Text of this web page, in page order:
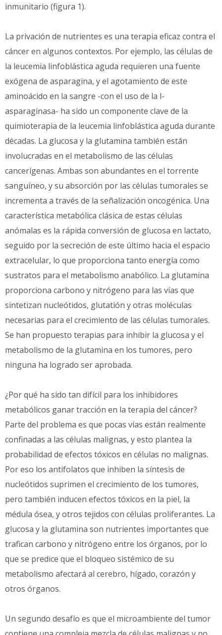
inmunitario (figura 1).
La privación de nutrientes es una terapia eficaz contra el
cáncer en algunos contextos. Por ejemplo, las células de
la leucemia linfoblástica aguda requieren una fuente
exógena de asparagina, y el agotamiento de este
aminoácido en la sangre -con el uso de la l-
asparaginasa- ha sido un componente clave de la
quimioterapia de la leucemia linfoblástica aguda durante
décadas. La glucosa y la glutamina también están
involucradas en el metabolismo de las células
cancerígenas. Ambas son abundantes en el torrente
sanguíneo, y su absorción por las células tumorales se
incrementa a través de la señalización oncogénica. Una
característica metabólica clásica de estas células
anómalas es la rápida conversión de glucosa en lactato,
seguido por la secreción de este último hacia el espacio
extracelular, lo que proporciona tanto energía como
sustratos para el metabolismo anabólico. La glutamina
proporciona carbono y nitrógeno para las vías que
sintetizan nucleótidos, glutatión y otras moléculas
necesarias para el crecimiento de las células tumorales.
Se han propuesto terapias para inhibir la glucosa y el
metabolismo de la glutamina en los tumores, pero
ninguna ha logrado ser aprobada.
¿Por qué ha sido tan difícil para los inhibidores
metabólicos ganar tracción en la terapia del cáncer?
Parte del problema es que pocas vías están realmente
confinadas a las células malignas, y esto plantea la
probabilidad de efectos tóxicos en células no malignas.
Por eso los antifolatos que inhiben la síntesis de
nucleótidos suprimen el crecimiento de los tumores,
pero también inducen efectos tóxicos en la piel, la
médula ósea, y otros tejidos con células proliferantes. La
glucosa y la glutamina son nutrientes importantes que
trafican carbono y nitrógeno entre los órganos, por lo
que se predice que el bloqueo sistémico de su
metabolismo afectará al cerebro, hígado, corazón y
otros órganos.
Un segundo desafío es que el microambiente del tumor